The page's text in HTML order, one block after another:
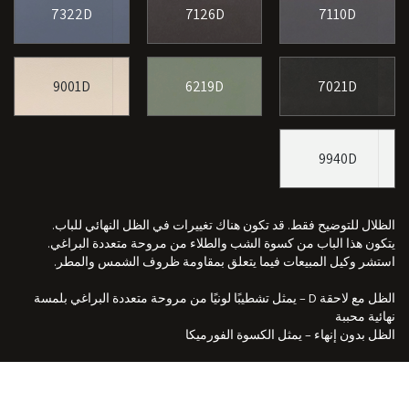
7110D
7126D
7322D
7021D
6219D
9001D
9940D
الظلال للتوضيح فقط. قد تكون هناك تغييرات في الظل النهائي للباب.
يتكون هذا الباب من كسوة الشب والطلاء من مروحة متعددة البراغي.
استشر وكيل المبيعات فيما يتعلق بمقاومة ظروف الشمس والمطر.
الظل مع لاحقة D – يمثل تشطيبًا لونيًا من مروحة متعددة البراغي بلمسة
نهائية محببة
الظل بدون إنهاء – يمثل الكسوة الفورميكا